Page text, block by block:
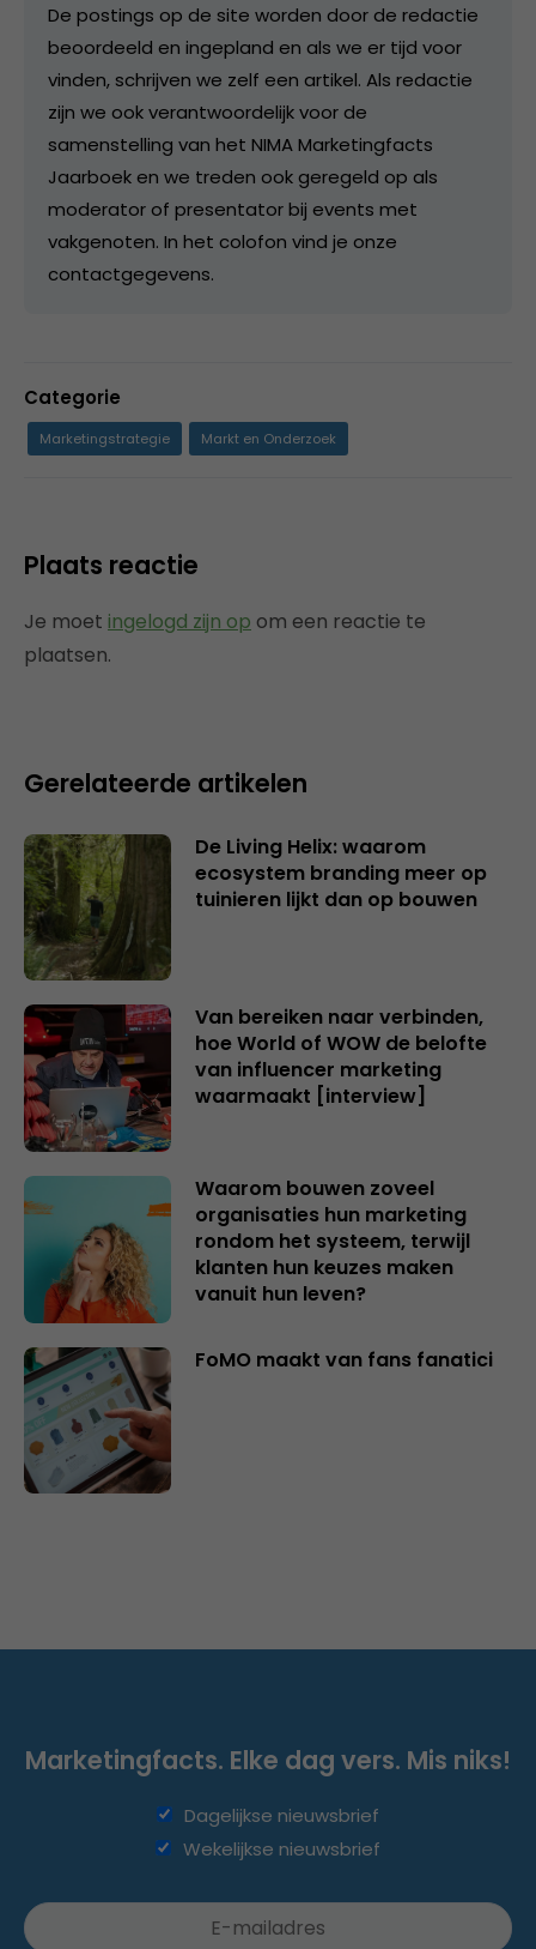
De postings op de site worden door de redactie
beoordeeld en ingepland en als we er tijd voor
vinden, schrijven we zelf een artikel. Als redactie
zijn we ook verantwoordelijk voor de
samenstelling van het NIMA Marketingfacts
Jaarboek en we treden ook geregeld op als
moderator of presentator bij events met
vakgenoten. In het colofon vind je onze
contactgegevens.
Categorie
Marketingstrategie Markt en Onderzoek
Plaats reactie
Je moet ingelogd zijn op om een reactie te
plaatsen.
Gerelateerde artikelen
De Living Helix: waarom
ecosystem branding meer op
tuinieren lijkt dan op bouwen
Van bereiken naar verbinden,
hoe World of WOW de belofte
van influencer marketing
waarmaakt [interview]
Waarom bouwen zoveel
organisaties hun marketing
rondom het systeem, terwijl
klanten hun keuzes maken
vanuit hun leven?
FoMO maakt van fans fanatici
Marketingfacts. Elke dag vers. Mis niks!
Dagelijkse nieuwsbrief
Wekelijkse nieuwsbrief